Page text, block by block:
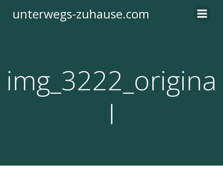
Inhalt
unterwegs-zuhause.com
img_3222_origina
l